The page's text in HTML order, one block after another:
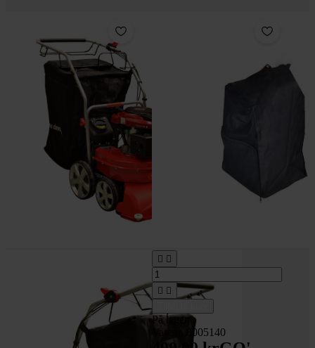
 
 
På lager
Varenr. 8005140